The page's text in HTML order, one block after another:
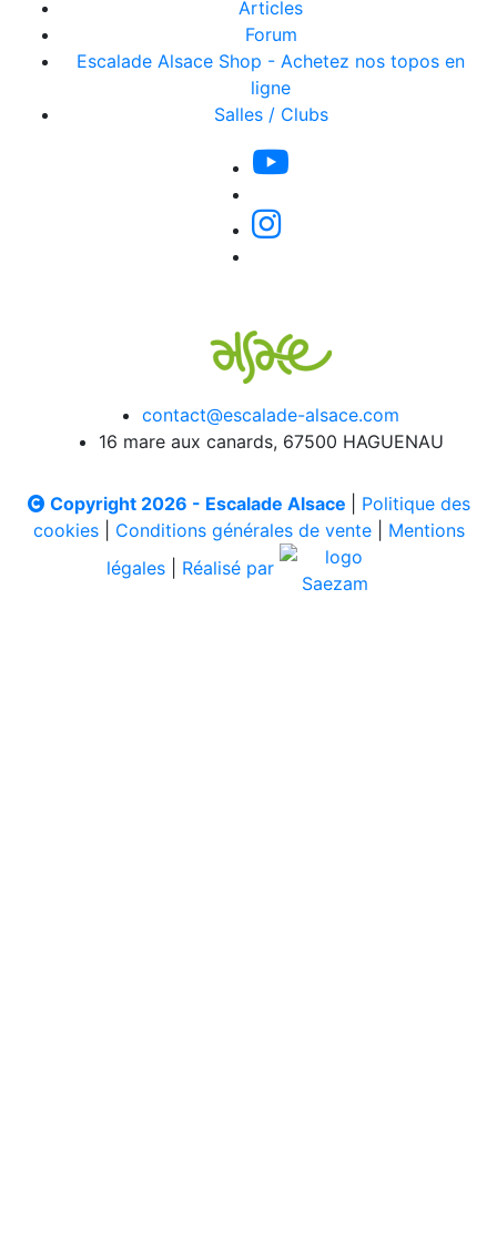
Articles
Forum
Escalade Alsace Shop - Achetez nos topos en
ligne
Salles / Clubs
contact@escalade-alsace.com
16 mare aux canards, 67500 HAGUENAU
Copyright 2026 - Escalade Alsace
Politique des
cookies| Conditions générales de vente| Mentions
légales
Réalisé par